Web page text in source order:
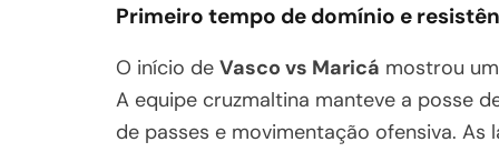
Primeiro tempo de domínio e
O início de Vasco vs Maricá mostrou
A equipe cruzmaltina manteve a posse
de passes e movimentação ofensiva.